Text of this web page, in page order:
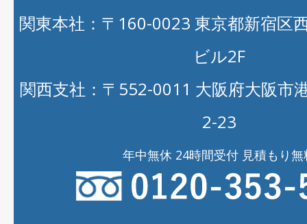
関東本社：〒160-0023 東京都新宿区
ビル2F
関西支社：〒552-0011 大阪府大阪市
2-23
年中無休 24時間受付 見積もり無